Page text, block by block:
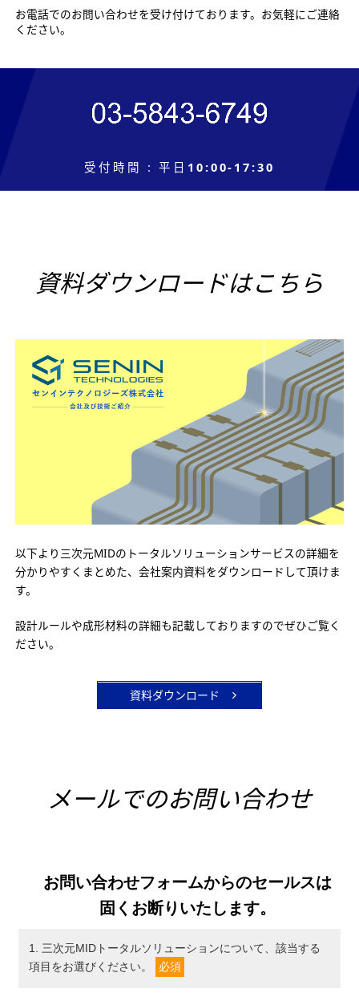
お電話でのお問い合わせを受け付けております。お気軽にご連絡
ください。
受付時間 : 平日 10:00-17:30
資料ダウンロードはこちら
以下より三次元MIDのトータルソリューションサービスの詳細を
分かりやすくまとめた、会社案内資料をダウンロードして頂けま
す。
設計ルールや成形材料の詳細も記載しておりますのでぜひご覧く
ださい。
資料ダウンロード
メールでのお問い合わせ
お問い合わせフォームからのセールスは
固くお断りいたします。
1. 三次元MIDトータルソリューションについて、該当する
項目をお選びください。
必須